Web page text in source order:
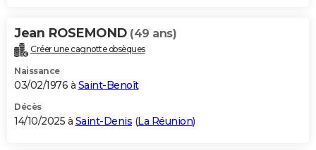
Bricolage
Lifestyle
Culture
Sport
Auto
Television
Voyage
Cinema
Jean ROSEMOND (49 ans)
Créer une cagnotte obsèques
Naissance
03/02/1976 à Saint-Benoît
Décès
14/10/2025 à Saint-Denis (La Réunion)